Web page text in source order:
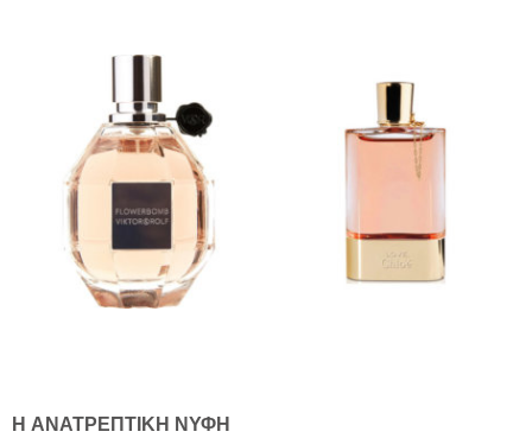
H ΑΝΑΤΡΕΠΤΙΚΗ ΝΥΦΗ